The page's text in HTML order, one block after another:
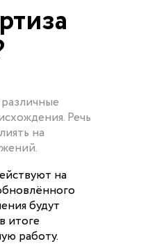
Речь
на
на
будут
итоге
работу.